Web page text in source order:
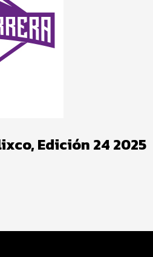
Edición 24 2025